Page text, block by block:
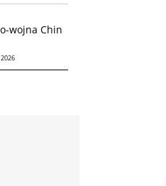
wojna Chin